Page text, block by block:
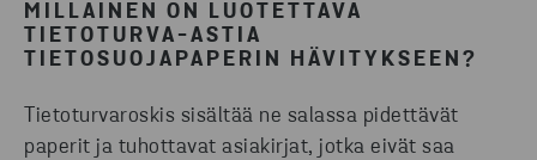
MILLAINEN ON LUOTETTAVA
TIETOTURVA-ASTIA
TIETOSUOJAPAPERIN HÄVITYKSEEN?
Tietoturvaroskis sisältää ne salassa pidettävät
paperit ja tuhottavat asiakirjat, jotka eivät saa